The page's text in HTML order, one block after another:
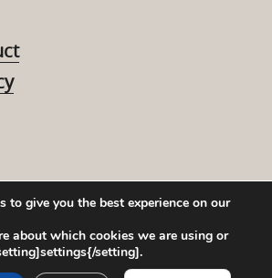
to give you the best experience on our
about which cookies we are using or
setting].
English